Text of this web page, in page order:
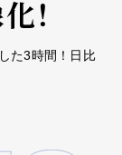
！
た3時間！日比